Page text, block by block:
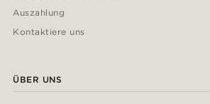
Auszahlung
Kontaktiere uns
ÜBER UNS